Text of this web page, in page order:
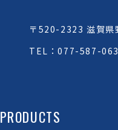
〒520-2323 滋賀県
TEL：077-587-
PRODUCTS